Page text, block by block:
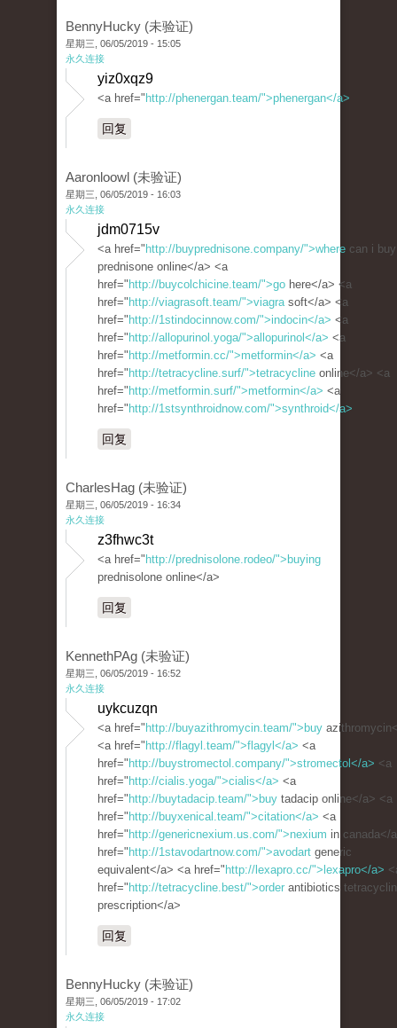
BennyHucky (未验证)
星期三, 06/05/2019 - 15:05
永久连接
yiz0xqz9
<a href=" http://phenergan.team/">phenergan</a>
回复
Aaronloowl (未验证)
星期三, 06/05/2019 - 16:03
永久连接
jdm0715v
<a href=" http://buyprednisone.company/">where can i buy
prednisone online</a> <a
href=" http://buycolchicine.team/">go here</a> <a
href=" http://viagrasoft.team/">viagrasoft</a> <a
href=" http://1stindocinnow.com/">indocin</a> <a
href=" http://allopurinol.yoga/">allopurinol</a> <a
href=" http://metformin.cc/">metformin</a> <a
href=" http://tetracycline.surf/">tetracycline online</a> <a
href=" http://metformin.surf/">metformin</a> <a
href=" http://1stsynthroidnow.com/">synthroid</a>
回复
CharlesHag (未验证)
星期三, 06/05/2019 - 16:34
永久连接
z3fhwc3t
<a href=" http://prednisolone.rodeo/">buying
prednisolone online</a>
回复
KennethPAg (未验证)
星期三, 06/05/2019 - 16:52
永久连接
uykcuzqn
<a href=" http://buyazithromycin.team/">buy
<a href=" http://flagyl.team/">flagyl</a> <a
href=" http://buystromectol.company/">stromectol</a> <a
href=" http://cialis.yoga/">cialis</a> <a
href=" http://buytadacip.team/">buy tadacip online</a> <a
href=" http://buyxenical.team/">citation</a> <a
href=" http://genericnexium.us.com/">nexium in canada</
href=" http://1stavodartnow.com/">avodart generic
equivalent</a> <a href=" http://lexapro.cc/">lexapro</a>
href=" http://tetracycline.best/">order antibiotics
prescription</a>
回复
BennyHucky (未验证)
星期三, 06/05/2019 - 17:02
永久连接